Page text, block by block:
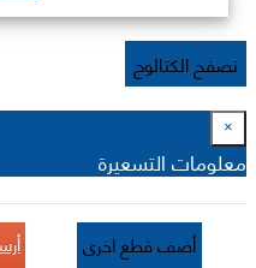
تصفح الكتالوج
×
معلومات التسعيرة
أضف قطع اخرى